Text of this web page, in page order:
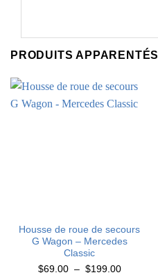
PRODUITS APPARENTÉS
Housse de roue de secours
G Wagon – Mercedes
Classic
$69.00 – $199.00Plage